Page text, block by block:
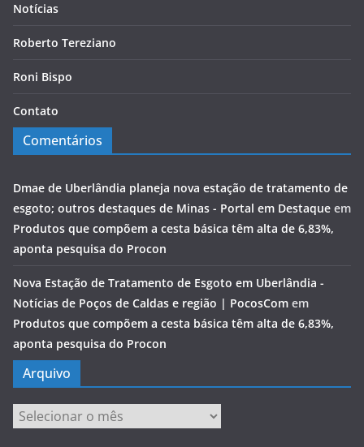
Notícias
Roberto Tereziano
Roni Bispo
Contato
Comentários
Dmae de Uberlândia planeja nova estação de tratamento de
esgoto; outros destaques de Minas - Portal em Destaque em
Produtos que compõem a cesta básica têm alta de 6,83%,
aponta pesquisa do Procon
Nova Estação de Tratamento de Esgoto em Uberlândia -
Notícias de Poços de Caldas e região | PocosCom em
Produtos que compõem a cesta básica têm alta de 6,83%,
aponta pesquisa do Procon
Arquivo
Arquivo